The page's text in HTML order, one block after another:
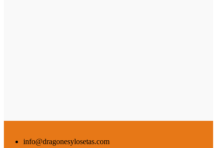
info@dragonesylosetas.com